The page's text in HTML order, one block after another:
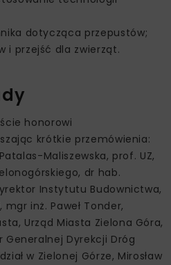
dotycząca przepustów;
i przejść dla zwierząt.
honorowi
krótkie przemówienia:
Maliszewska, prof. UZ,
dr hab.
Instytutu Budownictwa,
inż. Paweł Tonder,
Urząd Miasta Zielona Góra,
Generalnej Dyrekcji Dróg
w Zielonej Górze, Mirosław